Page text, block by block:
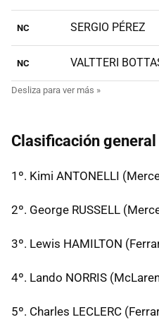
NC SERGIO PÉREZ
NC VALTTERI
Clasificación general
1º. Kimi ANTONELLI
2º. George RUSSELL
3º. Lewis HAMILTON
4º. Lando NORRIS
5º. Charles LECLERC